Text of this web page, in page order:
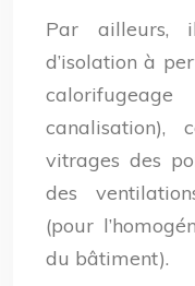
Par ailleurs,
d’isolation à
canalisation),
vitrages des
des
(pour
du bâtiment).